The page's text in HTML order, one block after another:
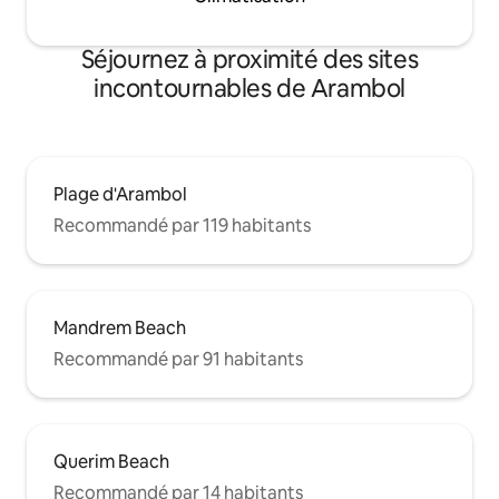
Séjournez à proximité des sites
incontournables de Arambol
Plage d'Arambol
Recommandé par 119 habitants
Mandrem Beach
Recommandé par 91 habitants
Querim Beach
Recommandé par 14 habitants